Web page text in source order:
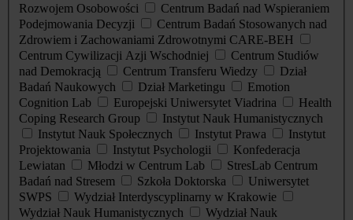
Rozwojem Osobowości
Centrum Badań nad Wspieraniem
Podejmowania Decyzji
Centrum Badań Stosowanych nad
Zdrowiem i Zachowaniami Zdrowotnymi CARE-BEH
Centrum Cywilizacji Azji Wschodniej
Centrum Studiów
nad Demokracją
Centrum Transferu Wiedzy
Dział
Badań Naukowych
Dział Marketingu
Emotion
Cognition Lab
Europejski Uniwersytet Viadrina
Health
Coping Research Group
Instytut Nauk Humanistycznych
Instytut Nauk Społecznych
Instytut Prawa
Instytut
Projektowania
Instytut Psychologii
Konfederacja
Lewiatan
Młodzi w Centrum Lab
StresLab Centrum
Badań nad Stresem
Szkoła Doktorska
Uniwersytet
SWPS
Wydział Interdyscyplinarny w Krakowie
Wydział Nauk Humanistycznych
Wydział Nauk